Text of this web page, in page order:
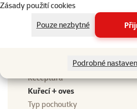
Zásady použití cookies
Pouze nezbytné
Podrobné
Kvalita
⭐⭐⭐⭐
Receptura
Kuřecí + oves
Typ pochoutky